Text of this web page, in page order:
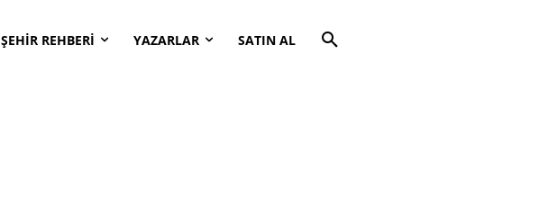
ŞEHİR REHBERİ YAZARLAR SATIN AL